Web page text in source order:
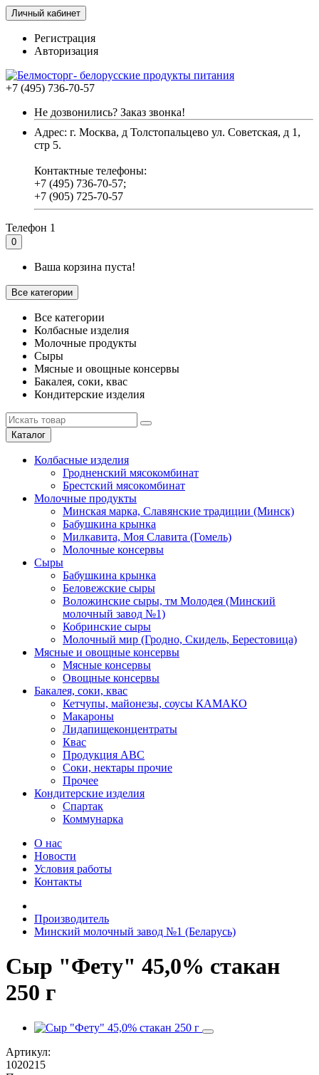
Личный кабинет
Регистрация
Авторизация
+7 (495) 736-70-57
Не дозвонились? Заказ звонка!
Адрес: г. Москва, д Толстопальцево ул. Советская, д 1,
стр 5.
Контактные телефоны:
+7 (495) 736-70-57;
+7 (905) 725-70-57
Телефон 1
0
Ваша корзина пуста!
Все категории
Все категории
Колбасные изделия
Молочные продукты
Сыры
Мясные и овощные консервы
Бакалея, соки, квас
Кондитерские изделия
Каталог
Колбасные изделия
Гродненский мясокомбинат
Брестский мясокомбинат
Молочные продукты
Минская марка, Славянские традиции (Минск)
Бабушкина крынка
Милкавита, Моя Славита (Гомель)
Молочные консервы
Сыры
Бабушкина крынка
Беловежские сыры
Воложинские сыры, тм Молодея (Минский
молочный завод №1)
Кобринские сыры
Молочный мир (Гродно, Скидель, Берестовица)
Мясные и овощные консервы
Мясные консервы
Овощные консервы
Бакалея, соки, квас
Кетчупы, майонезы, соусы КАМАКО
Макароны
Лидапищеконцентраты
Квас
Продукция АВС
Соки, нектары прочие
Прочее
Кондитерские изделия
Спартак
Коммунарка
О нас
Новости
Условия работы
Контакты
Производитель
Минский молочный завод №1 (Беларусь)
Сыр "Фету" 45,0% стакан
250 г
Артикул:
1020215